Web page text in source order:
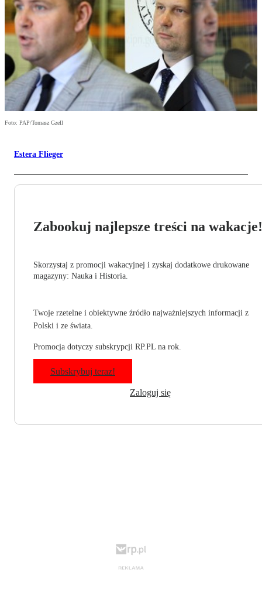
Foto: PAP/Tomasz Gzell
Estera Flieger
Zabookuj najlepsze treści na wakacje!
Skorzystaj z promocji wakacyjnej i zyskaj dodatkowe drukowane
magazyny: Nauka i Historia.
Twoje rzetelne i obiektywne źródło najważniejszych informacji z
Polski i ze świata.
Promocja dotyczy subskrypcji RP.PL na rok.
Subskrybuj teraz!
Zaloguj się